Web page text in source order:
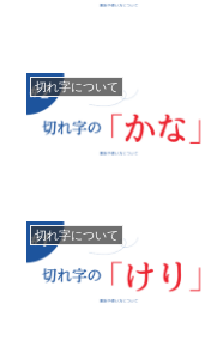
切れ字について
切れ字について